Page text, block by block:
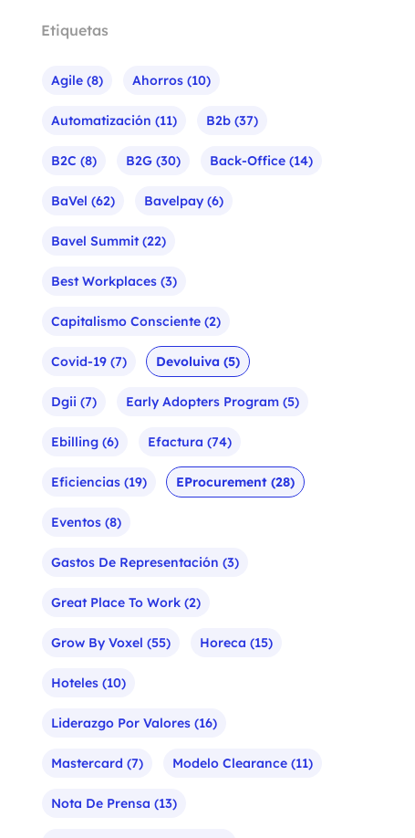
Etiquetas
Agile(8) Ahorros(10)
Automatización (11) B2b(37)
B2C (8) B2G(30) Back-Office(14)
BaVel (62) Bavelpay(6)
Bavel Summit(22)
Best Workplaces(3)
Capitalismo Consciente(2)
Covid-19(7) Devoluiva (5)
Dgii (7) Early Adopters Program(5)
Ebilling(6) Efactura (74)
Eficiencias(19) EProcurement(28)
Eventos(8)
Gastos De Representación (3)
Great Place To Work(2)
Grow By Voxel (55) Horeca (15)
Hoteles(10)
Liderazgo Por Valores(16)
Mastercard (7) Modelo Clearance(11)
Nota De Prensa (13)